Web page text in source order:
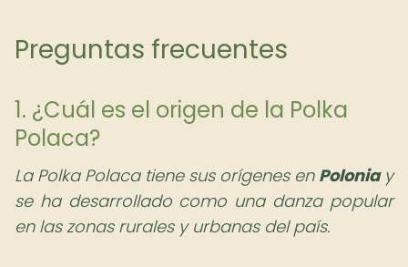
Preguntas frecuentes
1. ¿Cuál es el origen de la Polka
Polaca?
La Polka Polaca tiene sus orígenes en Poloniay
se ha desarrollado como una danza popular
en las zonas rurales y urbanas del país.